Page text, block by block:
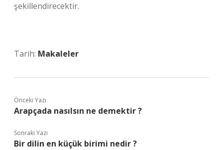
şekillendirecektir.
Tarih: Makaleler
Önceki Yazı
Arapçada nasılsın ne demektir ?
Sonraki Yazı
Bir dilin en küçük birimi nedir ?